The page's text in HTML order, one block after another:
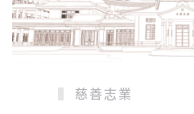
慈善志業